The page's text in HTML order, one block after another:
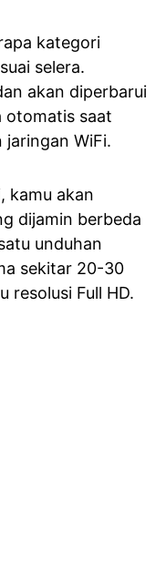
kategori
selera.
akan diperbarui
otomatis saat
jaringan WiFi.
kamu akan
dijamin berbeda
unduhan
sekitar 20-30
resolusi Full HD.